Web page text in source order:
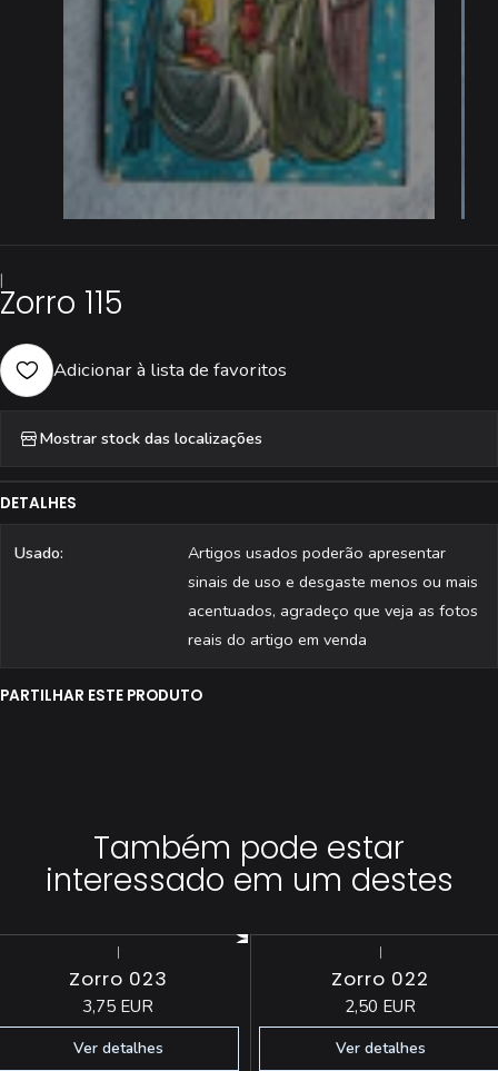
|
Zorro 115
Adicionar à lista de favoritos
Mostrar stock das localizações
DETALHES
Usado:
Artigos usados poderão apresentar
sinais de uso e desgaste menos ou mais
acentuados, agradeço que veja as fotos
reais do artigo em venda
PARTILHAR ESTE PRODUTO
Também pode estar
interessado em um destes
|
Zorro 023
3,75 EUR
Ver detalhes
|
Zorro 022
2,50 EUR
Ver detalhes